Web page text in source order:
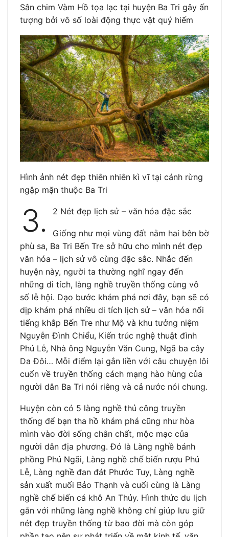
Sân chim Vàm Hồ tọa lạc tại huyện Ba Tri gây ấn
tượng bởi vô số loài động thực vật quý hiếm
Hình ảnh nét đẹp thiên nhiên kì vĩ tại cánh rừng
ngập mặn thuộc Ba Tri
3. 2 Nét đẹp lịch sử – văn hóa đặc sắc
Giống như mọi vùng đất nằm hai bên bờ
phù sa, Ba Tri Bến Tre sở hữu cho mình nét đẹp
văn hóa – lịch sử vô cùng đặc sắc. Nhắc đến
huyện này, người ta thường nghĩ ngay đến
những di tích, làng nghề truyền thống cùng vô
số lễ hội. Dạo bước khám phá nơi đây, bạn sẽ có
dịp khám phá nhiều di tích lịch sử – văn hóa nổi
tiếng khắp Bến Tre như Mộ và khu tưởng niệm
Nguyễn Đình Chiểu, Kiến trúc nghệ thuật đình
Phú Lễ, Nhà ông Nguyễn Văn Cung, Ngã ba cây
Da Đôi… Mỗi điểm lại gắn liền với câu chuyện lôi
cuốn về truyền thống cách mạng hào hùng của
người dân Ba Tri nói riêng và cả nước nói chung.
Huyện còn có 5 làng nghề thủ công truyền
thống để bạn tha hồ khám phá cũng như hòa
mình vào đời sống chân chất, mộc mạc của
người dân địa phương. Đó là Làng nghề bánh
phồng Phú Ngãi, Làng nghề chế biến rượu Phú
Lễ, Làng nghề đan đát Phước Tuy, Làng nghề
sản xuất muối Bảo Thạnh và cuối cùng là Làng
nghề chế biến cá khô An Thủy. Hình thức du lịch
gắn với những làng nghề không chỉ giúp lưu giữ
nét đẹp truyền thống từ bao đời mà còn góp